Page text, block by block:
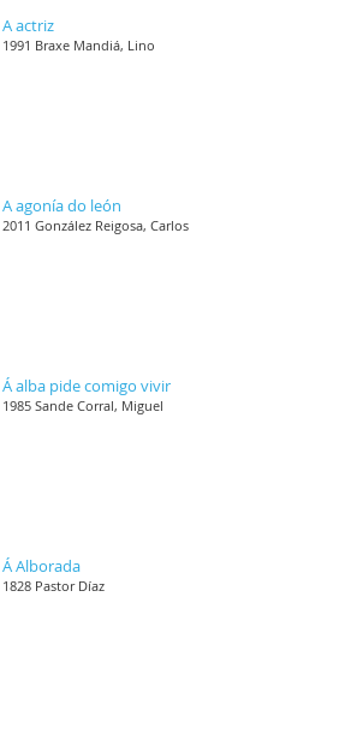
A actriz
1991 Braxe Mandiá, Lino
A agonía do león
2011 González Reigosa, Carlos
Á alba pide comigo vivir
1985 Sande Corral, Miguel
Á Alborada
1828 Pastor Díaz